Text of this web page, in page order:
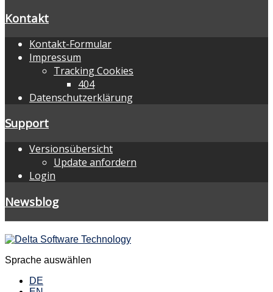
Kontakt
Kontakt-Formular
Impressum
Tracking Cookies
404
Datenschutzerklärung
Support
Versionsübersicht
Update anfordern
Login
Newsblog
Sprache auswählen
DE